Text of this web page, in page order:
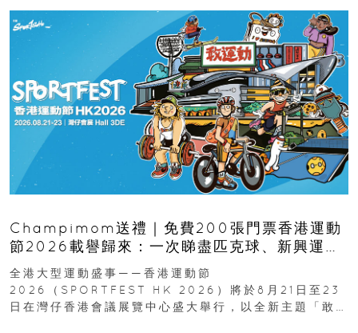
Champimom送禮｜免費200張門票香港運動
節2026載譽歸來：一次睇盡匹克球、新興運
動、街舞比賽＋逾百運動品牌展覽
全港大型運動盛事——香港運動節
2026（SPORTFEST HK 2026）將於8月21日至23
日在灣仔香港會議展覽中心盛大舉行，以全新主題「敢